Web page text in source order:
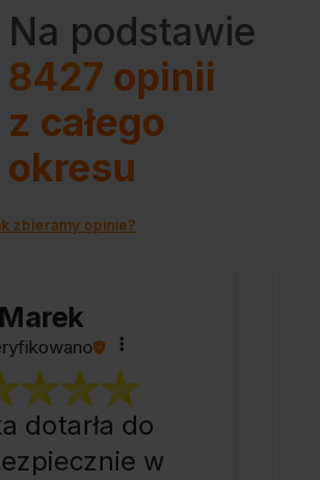
Na podstawie
8427 opinii
z całego
okresu
zbieramy opinie?
Marek
dotarła do
w